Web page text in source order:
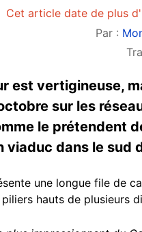
Cet article date de plus
Par :
est vertigineuse,
sur les
le prétendent
viaduc dans le sud
une longue file de
piliers hauts de plusieurs